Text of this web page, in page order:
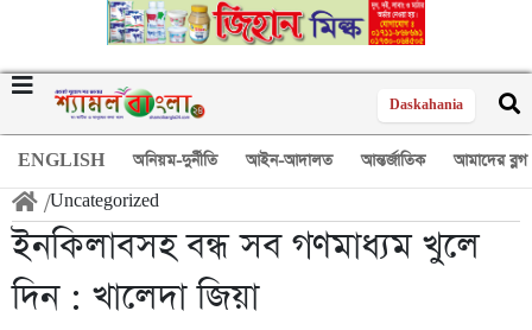
Daskahania
ENGLISH অনিয়ম-দুর্নীতি আইন-আদালত আন্তর্জাতিক আমাদের ব্লগ
/Uncategorized
ইনকিলাবসহ বন্ধ সব গণমাধ্যম খুলে
দিন : খালেদা জিয়া